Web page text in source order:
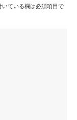
いている欄は必須項目で